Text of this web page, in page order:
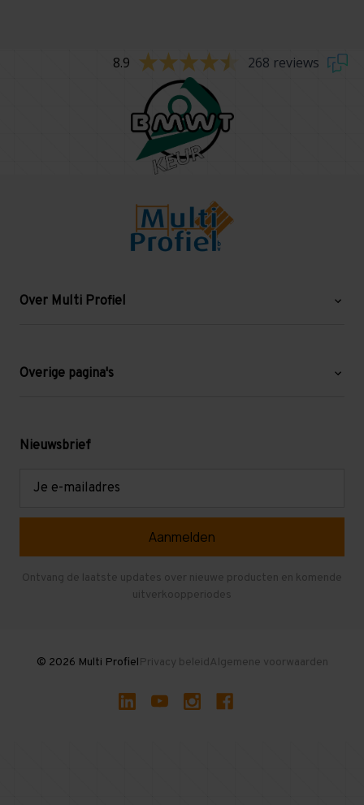
8.9 268 reviews
Over Multi Profiel
Blog
Levering en afhalen
Overige pagina's
Mezzanine
Gebruikte entresolvloeren
Nieuwsbrief
Ontvang de laatste updates over nieuwe producten en komende
uitverkoopperiodes
© 2026 Multi ProfielPrivacy beleidAlgemene voorwaarden